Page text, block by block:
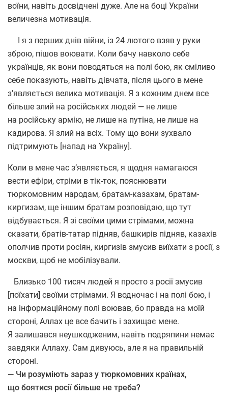
воїни, навіть досвідчені дуже. Але на боці України
величезна мотивація.
І я з перших днів війни, із 24 лютого взяв у руки
зброю, пішов воювати. Коли бачу навколо себе
українців, як вони поводяться на полі бою, як сміливо
себе показують, навіть дівчата, після цього в мене
з’являється велика мотивація. Я з кожним днем все
більше злий на російських людей — не лише
на російську армію, не лише на путіна, не лише на
кадирова. Я злий на всіх. Тому що вони зухвало
підтримують [напад на Україну].
Коли в мене час з’являється, я щодня намагаюся
вести ефіри, стріми в тік-ток, пояснювати
тюркомовним народам, братам-казахам, братам-
киргизам, ще іншим братам розповідаю, що тут
відбувається. Я зі своїми цими стрімами, можна
сказати, братів-татар підняв, башкирів підняв, казахів
ополчив проти росіян, киргизів змусив виїхати з росії, з
москви, щоб не мобілізували.
Близько 100 тисяч людей я просто з росії змусив
[поїхати] своїми стрімами. Я водночас і на полі бою, і
на інформаційному полі воював, бо правда на моїй
стороні, Аллах це все бачить і захищає мене.
Я залишався неушкодженим, навіть подряпини немає
завдяки Аллаху. Сам дивуюсь, але я на правильній
стороні.
— Чи розуміють зараз у тюркомовних країнах,
що боятися росії більше не треба?